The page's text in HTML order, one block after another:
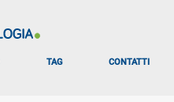
TAG CONTATTI